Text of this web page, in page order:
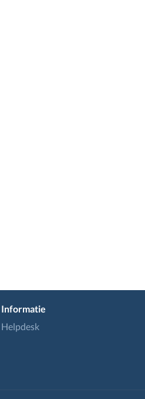
Informatie
Helpdesk